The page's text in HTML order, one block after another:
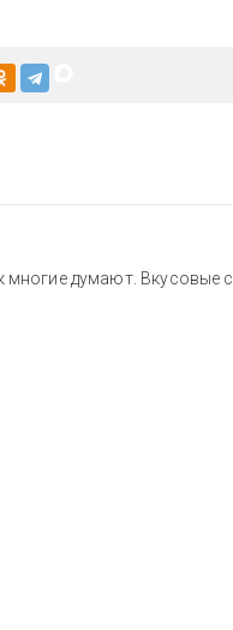
многие думают. Вкусовые